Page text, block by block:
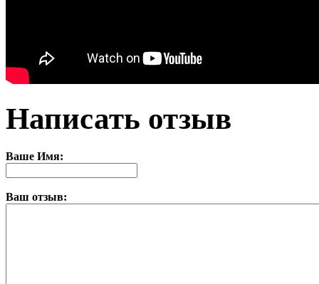
Написать отзыв
Ваше Имя:
Ваш отзыв: